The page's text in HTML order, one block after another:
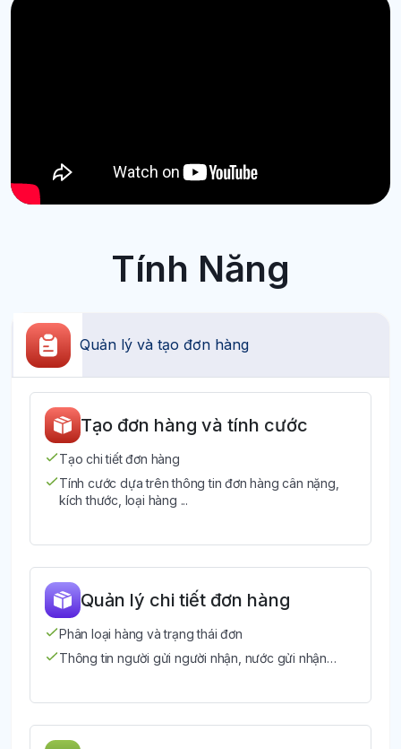
Tính Năng
Quản lý và tạo đơn hàng
Tạo đơn hàng và tính cước
Tạo chi tiết đơn hàng
Tính cước dựa trên thông tin đơn hàng cân nặng,
kích thước, loại hàng ...
Quản lý chi tiết đơn hàng
Phân loại hàng và trạng thái đơn
Thông tin người gửi người nhận, nước gửi nhận…